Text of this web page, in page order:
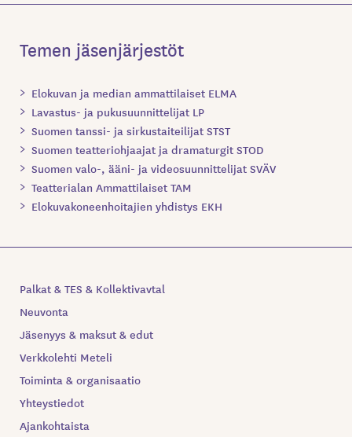
Temen jäsenjärjestöt
Elokuvan ja median ammattilaiset ELMA
Lavastus- ja pukusuunnittelijat LP
Suomen tanssi- ja sirkustaiteilijat STST
Suomen teatteriohjaajat ja dramaturgit STOD
Suomen valo-, ääni- ja videosuunnittelijat SVÄV
Teatterialan Ammattilaiset TAM
Elokuvakoneenhoitajien yhdistys EKH
Palkat & TES & Kollektivavtal
Neuvonta
Jäsenyys & maksut & edut
Verkkolehti Meteli
Toiminta & organisaatio
Yhteystiedot
Ajankohtaista